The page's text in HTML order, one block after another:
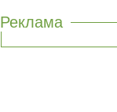
Реклама